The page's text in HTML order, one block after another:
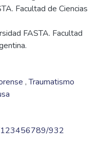
Facultad de Ciencias
FASTA. Facultad
,Traumatismo
123456789/932